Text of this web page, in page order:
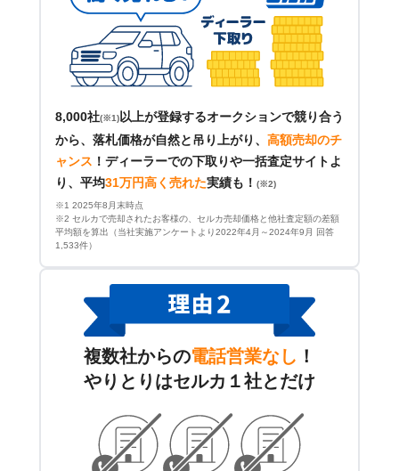
8,000社(※1) 以上が登録するオークションで競り合う
から、落札価格が自然と吊り上がり、 高額売却のチ
ャンス ！ ディーラーでの下取りや一括査定サイトよ
り、平均31万円高く売れた実績も！ (※2)
※1 2025年8月末時点
※2 セルカで売却されたお客様の、セルカ売却価格と他社査定額の差額
平均額を算出（当社実施アンケートより2022年4月～2024年9月 回答
1,533件）
複数社からの電話営業なし ！
やりとりはセルカ１社とだけ